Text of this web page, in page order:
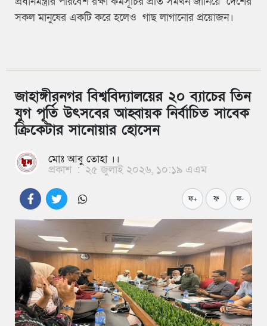
সকল মানুষের একটি করে হলেও গাছ লাগানোর প্রয়োজন।
জাহাঙ্গীরনগর বিশ্ববিদ্যালয়ের ২০ ব্যাচের তিন
যুগ পূর্তি উৎসবের আহ্বায়ক নির্বাচিত সাবেক
ক্রিকেটার সানোয়ার হোসেন
মোঃ আবু তোহা ।।
প্রকাশ : ২৫ জুলাই ২০২৬, ১০:১৯ এএম
ফ+ ফ ফ-